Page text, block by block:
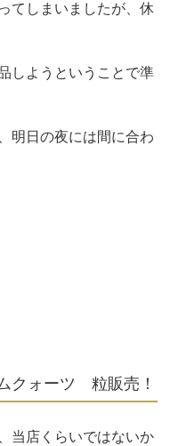
てしまいましたが、休
しようということで準
明日の夜には間に合わ
クォーツ 粒販売！
当店くらいではないか